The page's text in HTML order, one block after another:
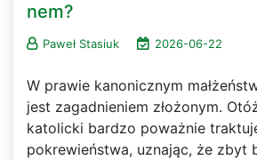
nem?
Paweł Stasiuk 2026-06-22
W prawie kanonicznym
jest zagadnieniem złożonym.
katolicki bardzo poważnie
pokrewieństwa, uznając, że zbyt